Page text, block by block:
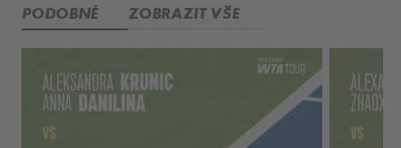
PODOBNÉ ZOBRAZIT VŠE